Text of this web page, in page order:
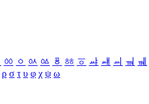
ㆀ ㆁ ㆂ ㆃ ㆄ ㆅ ㆆ ㆇ ㆈ ㆉ ㆊ ㆋ
ρ σ τ υ φ χ ψ ω